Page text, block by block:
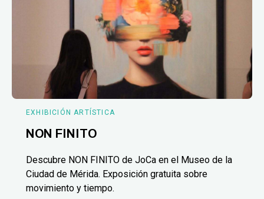
EXHIBICIÓN ARTÍSTICA
NON FINITO
Descubre NON FINITO de JoCa en el Museo de la
Ciudad de Mérida. Exposición gratuita sobre
movimiento y tiempo.